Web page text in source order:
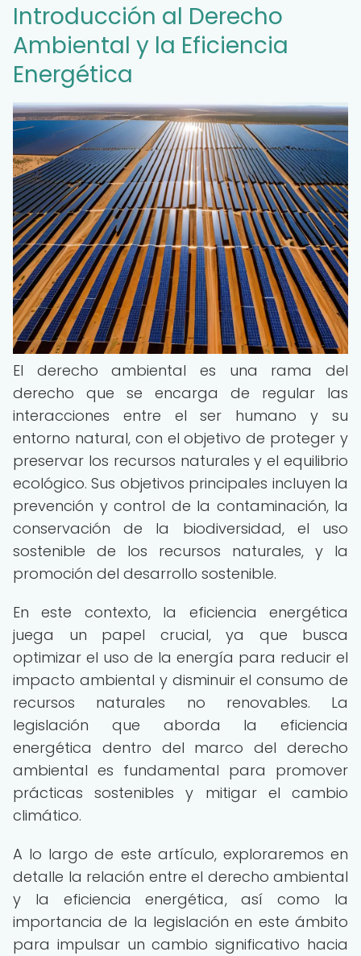
Introducción al Derecho
Ambiental y la Eficiencia
Energética
El derecho ambiental es una rama del
derecho que se encarga de regular las
interacciones entre el ser humano y su
entorno natural, con el objetivo de proteger y
preservar los recursos naturales y el equilibrio
ecológico. Sus objetivos principales incluyen la
prevención y control de la contaminación, la
conservación de la biodiversidad, el uso
sostenible de los recursos naturales, y la
promoción del desarrollo sostenible.
En este contexto, la eficiencia energética
juega un papel crucial, ya que busca
optimizar el uso de la energía para reducir el
impacto ambiental y disminuir el consumo de
recursos naturales no renovables. La
legislación que aborda la eficiencia
energética dentro del marco del derecho
ambiental es fundamental para promover
prácticas sostenibles y mitigar el cambio
climático.
A lo largo de este artículo, exploraremos en
detalle la relación entre el derecho ambiental
y la eficiencia energética, así como la
importancia de la legislación en este ámbito
para impulsar un cambio significativo hacia